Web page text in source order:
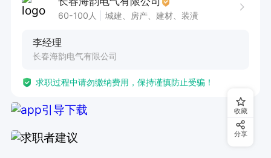
60-100人 城建、房产、建材、装潢
李经理
长春海韵电气有限公司
求职过程中请勿缴纳费用，保持谨慎防止受骗！
收藏
分享